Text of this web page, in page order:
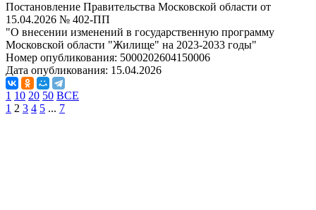
Постановление Правительства Московской области от
15.04.2026 № 402-ПП
"О внесении изменений в государственную программу
Московской области "Жилище" на 2023-2033 годы"
Номер опубликования: 5000202604150006
Дата опубликования: 15.04.2026
1 10 20 50 ВСЕ
1 2 3 4 5 ... 7